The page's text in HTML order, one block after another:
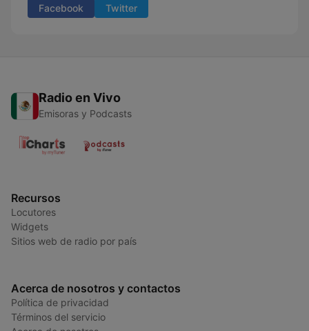
Facebook Twitter
Radio en Vivo
Emisoras y Podcasts
Recursos
Locutores
Widgets
Sitios web de radio por país
Acerca de nosotros y contactos
Política de privacidad
Términos del servicio